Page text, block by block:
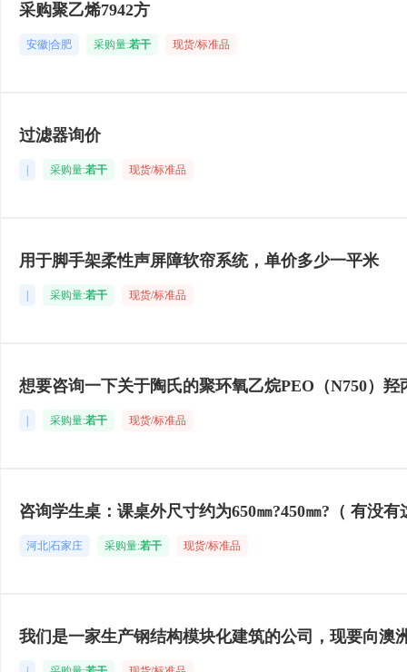
采购聚乙烯7942方
安徽|合肥 采购量:若干 现货/标准品
过滤器询价
采购量:若干 现货/标准品
用于脚手架柔性声屏障软帘系统，单价多少一平米
采购量:若干 现货/标准品
想要咨询一下关于陶氏的聚环氧乙烷PEO（N750）
采购量:若干 现货/标准品
咨询学生桌：课桌外尺寸约为650㎜?450㎜?（ 有没有
河北|石家庄 采购量:若干 现货/标准品
我们是一家生产钢结构模块化建筑的公司，现要向